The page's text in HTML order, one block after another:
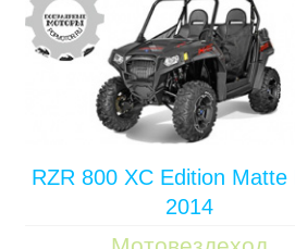
RZR 800 XC Edition Matte
2014